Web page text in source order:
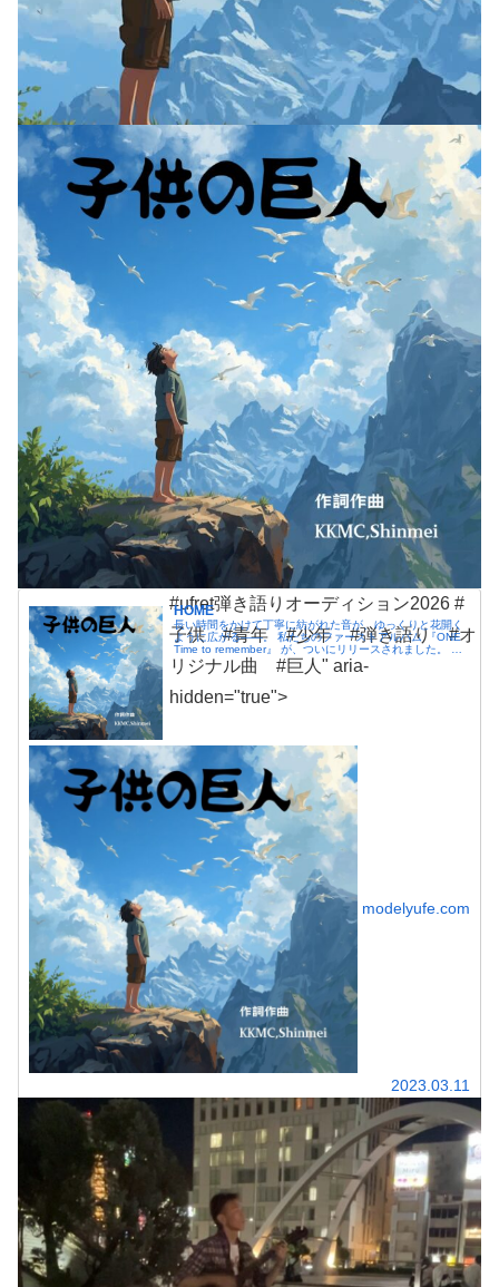
HOME
長い時間をかけて丁寧に紡がれた音が、ゆっくりと花開く
ように広がる――。 私たちのファーストアルバム 『ONE
Time to remember』 が、ついにリリースされました。 こ
のアルバムには、これまで積み上げてきた想いと音楽への
情熱が詰まっています。
modelyufe.com
2023.03.11
#ufret弾き語りオーディション2026 #
子供 #青年 #少年 #弾き語り #オ
リジナル曲 #巨人" aria-
hidden="true">